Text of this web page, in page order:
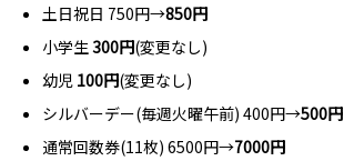
土日祝日 750円→850円
小学生300円(変更なし)
幼児 100円(変更なし)
シルバーデー(毎週火曜午前) 400円→500円
通常回数券(11枚) 6500円→7000円